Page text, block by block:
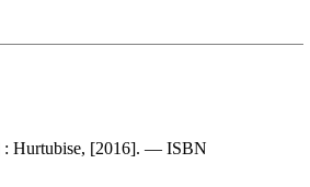
: Hurtubise, [2016]. — ISBN